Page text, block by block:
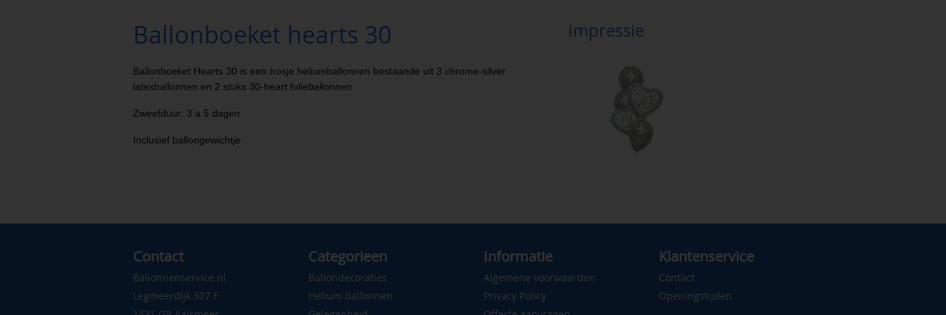
Ballonboeket hearts 30
Ballonboeket Hearts 30 is een trosje heliumballonnen bestaande uit 3 chrome-silver
latexballonnen en 2 stuks 30-heart folieballonnen
Zweefduur: 3 a 5 dagen
Inclusief ballongewichtje
Impressie
Contact
Ballonnenservice.nl
Legmeerdijk 327 F
Categorieen
Ballondecoraties
Helium ballonnen
Informatie
Algemene voorwaarden
Privacy Policy
Klantenservice
Contact
Openingstijden